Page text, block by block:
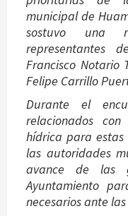
municipal de
sostuvo una
representantes
Francisco Notario
Felipe Carrillo
Durante el
relacionados
hídrica para estas
las autoridades
avance de las
Ayuntamiento
necesarios ante